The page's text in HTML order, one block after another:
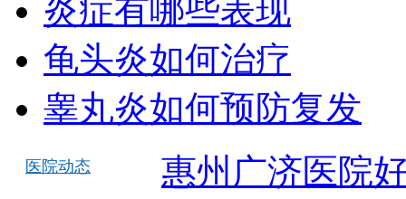
炎症有哪些表现
龟头炎如何治疗
睾丸炎如何预防复发
医院动态
惠州广济医院